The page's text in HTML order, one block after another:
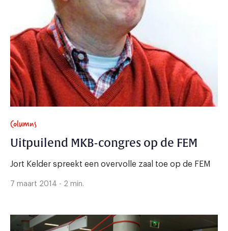
Columns
Uitpuilend MKB-congres op de FEM
Jort Kelder spreekt een overvolle zaal toe op de FEM
7 maart 2014 - 2 min.